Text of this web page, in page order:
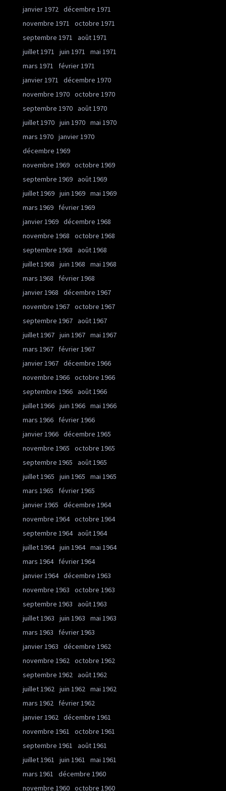
janvier 1972 décembre 1971
novembre 1971
octobre 1971
septembre 1971
août 1971
juillet 1971
juin 1971
mai 1971
mars 1971
février 1971
janvier 1971
décembre 1970
novembre 1970 octobre 1970
septembre 1970 août 1970
juillet 1970 juin 1970 mai 1970
mars 1970 janvier 1970
décembre 1969
novembre 1969 octobre 1969
septembre 1969 août 1969
juillet 1969 juin 1969 mai 1969
mars 1969
février 1969
janvier 1969 décembre 1968
novembre 1968
octobre 1968
septembre 1968
août 1968
juillet 1968
juin 1968
mai 1968
mars 1968
février 1968
janvier 1968
décembre 1967
novembre 1967 octobre 1967
septembre 1967 août 1967
juillet 1967 juin 1967 mai 1967
mars 1967
février 1967
janvier 1967 décembre 1966
novembre 1966 octobre 1966
septembre 1966 août 1966
juillet 1966 juin 1966 mai 1966
mars 1966
février 1966
janvier 1966 décembre 1965
novembre 1965
octobre 1965
septembre 1965
août 1965
juillet 1965
juin 1965
mai 1965
mars 1965
février 1965
janvier 1965
décembre 1964
novembre 1964 octobre 1964
septembre 1964 août 1964
juillet 1964 juin 1964 mai 1964
mars 1964
février 1964
janvier 1964 décembre 1963
novembre 1963
octobre 1963
septembre 1963
août 1963
juillet 1963
juin 1963
mai 1963
mars 1963
février 1963
janvier 1963
décembre 1962
novembre 1962 octobre 1962
septembre 1962 août 1962
juillet 1962 juin 1962 mai 1962
mars 1962
février 1962
janvier 1962 décembre 1961
novembre 1961
octobre 1961
septembre 1961
août 1961
juillet 1961
juin 1961
mai 1961
mars 1961
décembre 1960
novembre 1960 octobre 1960